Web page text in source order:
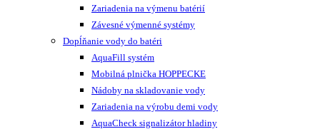
Zariadenia na výmenu batérií
Závesné výmenné systémy
Dopĺňanie vody do batéri
AquaFill systém
Mobilná plnička HOPPECKE
Nádoby na skladovanie vody
Zariadenia na výrobu demi vody
AquaCheck signalizátor hladiny